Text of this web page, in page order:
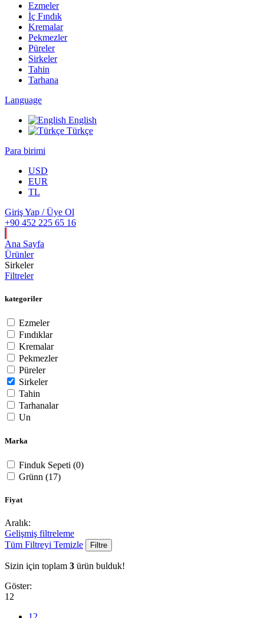
Ezmeler
İç Fındık
Kremalar
Pekmezler
Püreler
Sirkeler
Tahin
Tarhana
Language
English
Türkçe
Para birimi
USD
EUR
TL
Giriş Yap / Üye Ol
+90 452 225 65 16
Ana Sayfa
Ürünler
Sirkeler
Filtreler
kategoriler
Ezmeler
Fındıklar
Kremalar
Pekmezler
Püreler
Sirkeler
Tahin
Tarhanalar
Un
Marka
Finduk Sepeti (0)
Grünn (17)
Fiyat
Aralık:
Gelişmiş filtreleme
Tüm Filtreyi Temizle
Filtre
Sizin için toplam 3 ürün bulduk!
Göster:
12